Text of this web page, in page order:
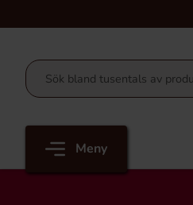
Meny